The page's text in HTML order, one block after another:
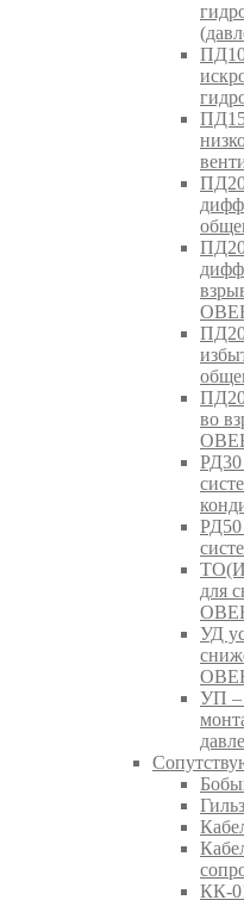
во
РД30
РД50
для
УД
УП –
КК-